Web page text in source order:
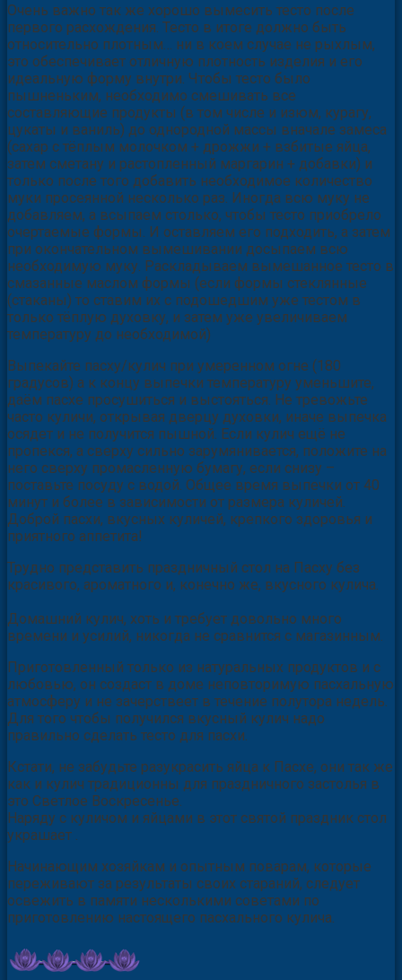
Очень важно так же хорошо вымесить тесто после
первого расхождения. Тесто в итоге должно быть
относительно плотным… ни в коем случае не рыхлым,
это обеспечивает отличную плотность изделия и его
идеальную форму внутри. Чтобы тесто было
пышненьким, необходимо смешивать все
составляющие продукты (в том числе и изюм, курагу,
цукаты и ваниль) до однородной массы вначале замеса
(сахар с тёплым молочком + дрожжи + взбитые яйца,
затем сметану и растопленный маргарин + добавки) и
только после того добавить необходимое количество
муки просеянной несколько раз. Иногда всю муку не
добавляем, а всыпаем столько, чтобы тесто приобрело
очертаемые формы. И оставляем его подходить, а затем
при окончательном вымешивании досыпаем всю
необходимую муку. Раскладываем вымешанное тесто в
смазанные маслом формы (если формы стеклянные
(стаканы) то ставим их с подошедшим уже тестом в
только тёплую духовку, и затем уже увеличиваем
температуру до необходимой)
Выпекайте пасху/кулич при умеренном огне (180
градусов) а к концу выпечки температуру уменьшите,
даём пасхе просушиться и выстояться. Не тревожьте
часто куличи, открывая дверцу духовки, иначе выпечка
осядет и не получится пышной. Если кулич ещё не
пропекся, а сверху сильно зарумянивается, положите на
него сверху промасленную бумагу, если снизу –
поставьте посуду с водой. Общее время выпечки от 40
минут и более в зависимости от размера куличей.
Доброй пасхи, вкусных куличей, крепкого здоровья и
приятного аппетита!
Трудно представить праздничный стол на Пасху без
красивого, ароматного и, конечно же, вкусного кулича.
Домашний кулич, хоть и требует довольно много
времени и усилий, никогда не сравнится с магазинным.
Приготовленный только из натуральных продуктов и с
любовью, он создаст в доме неповторимую пасхальную
атмосферу и не зачерствеет в течение полутора недель.
Для того чтобы получился вкусный кулич надо
правильно сделать тесто для пасхи.
Кстати, не забудьте разукрасить яйца к Пасхе, они так же
как и кулич традиционны для праздничного застолья в
это Светлое Воскресенье.
Наряду с куличом и яйцами в этот святой праздник стол
украшает .
Начинающим хозяйкам и опытным поварам, которые
переживают за результаты своих стараний, следует
освежить в памяти несколькими советами по
приготовлению настоящего пасхального кулича.